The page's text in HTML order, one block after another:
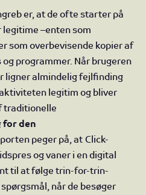
er, at de ofte starter på
–enten som
som overbevisende kopier af
programmer. Når brugeren
ligner almindelig fejlfinding
legitim og bliver
traditionelle
for den
peger på, at Click-
og vaner i en digital
til at følge trin-for-trin-
når de besøger